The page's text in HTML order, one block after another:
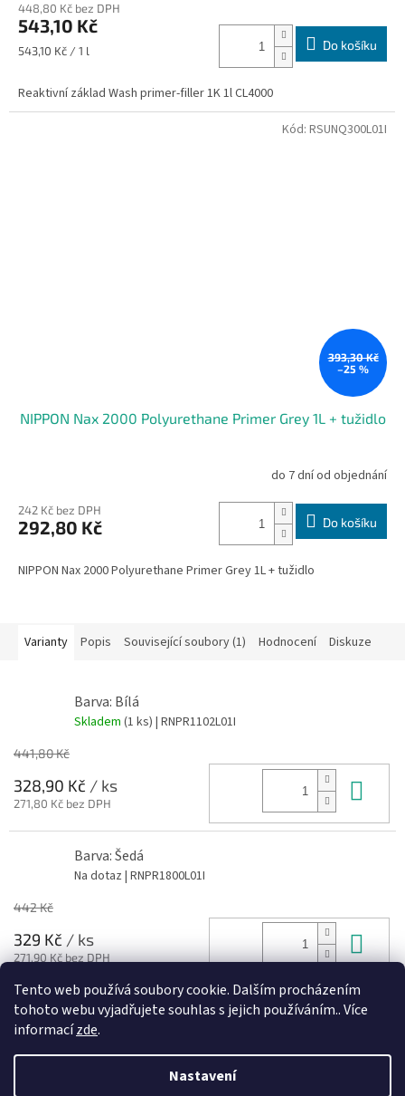
Tento web používá soubory cookie. Dalším procházením
tohoto webu vyjadřujete souhlas s jejich používáním.. Více
informacízde.
Nastavení
448,80 Kč bez DPH
543,10 Kč
Měrná
543,10 Kč / 1 l Do košíku
Reaktivní základ Wash primer-filler 1K 1l CL4000
393,30 Kč
–25 %
NIPPON Nax 2000 Polyurethane Primer Grey 1L + tužidlo
do 7 dní od objednání
242 Kč bez DPH
292,80 Kč Do košíku
NIPPON Nax 2000 Polyurethane Primer Grey 1L + tužidlo
Kód: RSUNQ300L01I
Varianty Popis Související soubory (1) Hodnocení Diskuze
Barva: Bílá
Skladem (1 ks) | RNPR1102L01I
441,80 Kč
328,90 Kč / ks
271,80 Kč bez DPH
Barva: Šedá
Na dotaz | RNPR1800L01I
442 Kč
329 Kč / ks
271,90 Kč bez DPH